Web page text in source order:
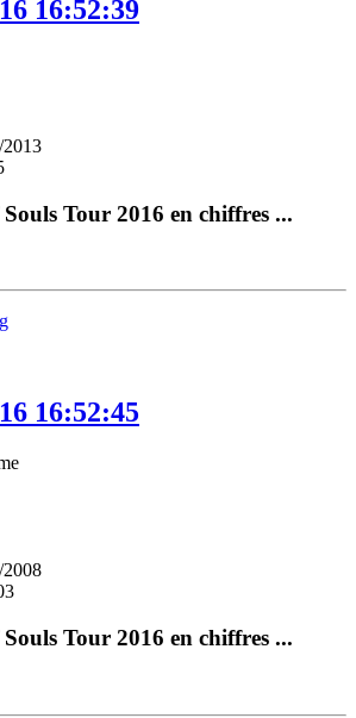
16:52:39
Tour 2016 en chiffres ...
16:52:45
Tour 2016 en chiffres ...